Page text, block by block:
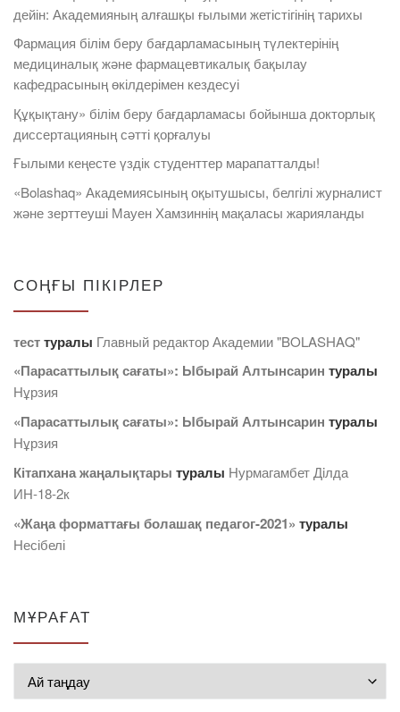
дейін: Академияның алғашқы ғылыми жетістігінің тарихы
Фармация білім беру бағдарламасының түлектерінің
медициналық және фармацевтикалық бақылау
кафедрасының өкілдерімен кездесуі
Құқықтану» білім беру бағдарламасы бойынша докторлық
диссертацияның сәтті қорғалуы
Ғылыми кеңесте үздік студенттер марапатталды!
«Bolashaq» Академиясының оқытушысы, белгілі журналист
және зерттеуші Мауен Хамзиннің мақаласы жарияланды
СОҢҒЫ ПІКІРЛЕР
тесттуралы Главный редактор Академии "BOLASHAQ"
«Парасаттылық сағаты»: Ыбырай Алтынсарин туралы
Нұрзия
«Парасаттылық сағаты»: Ыбырай Алтынсарин туралы
Нұрзия
Кітапхана жаңалықтары туралы Нурмагамбет Дiлда
ИН-18-2к
«Жаңа форматтағы болашақ педагог-2021» туралы
Несібелі
МҰРАҒАТ